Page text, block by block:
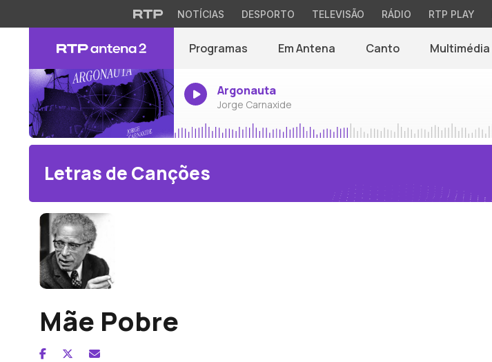
NOTÍCIAS DESPORTO TELEVISÃO RÁDIO RTP PLAY
Programas Em Antena Canto Multimédia
Argonauta
Jorge Carnaxide
Letras de Canções
Mãe Pobre